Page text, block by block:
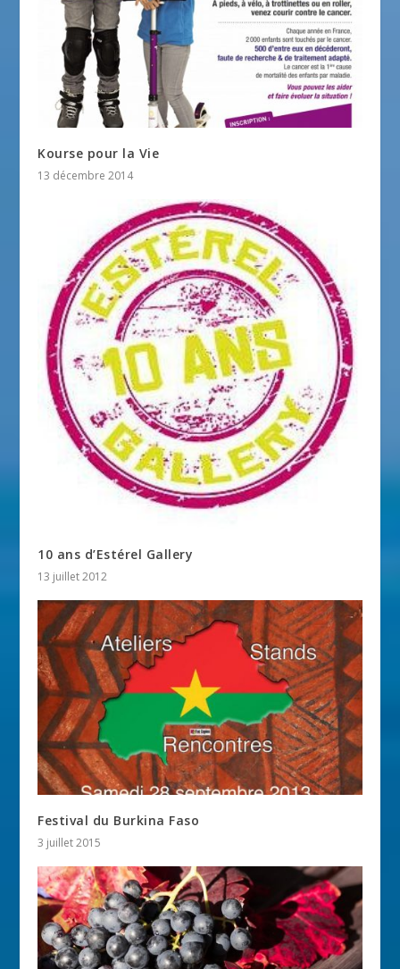
Kourse pour la Vie
13 décembre 2014
10 ans d’Estérel Gallery
13 juillet 2012
Festival du Burkina Faso
3 juillet 2015